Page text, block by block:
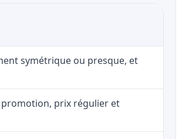
symétrique ou presque, et
prix régulier et